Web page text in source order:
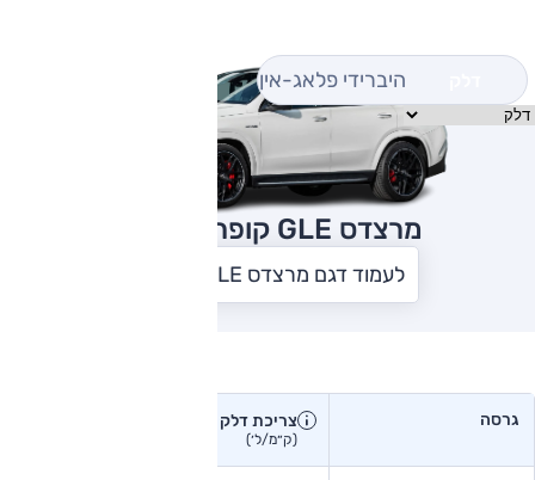
היברידי פלאג-אין
מרצדס GLE קופה
לעמוד דגם מרצדס GLE קופה
גרסה צריכת דלק יצרן
(ק״מ/ל׳)